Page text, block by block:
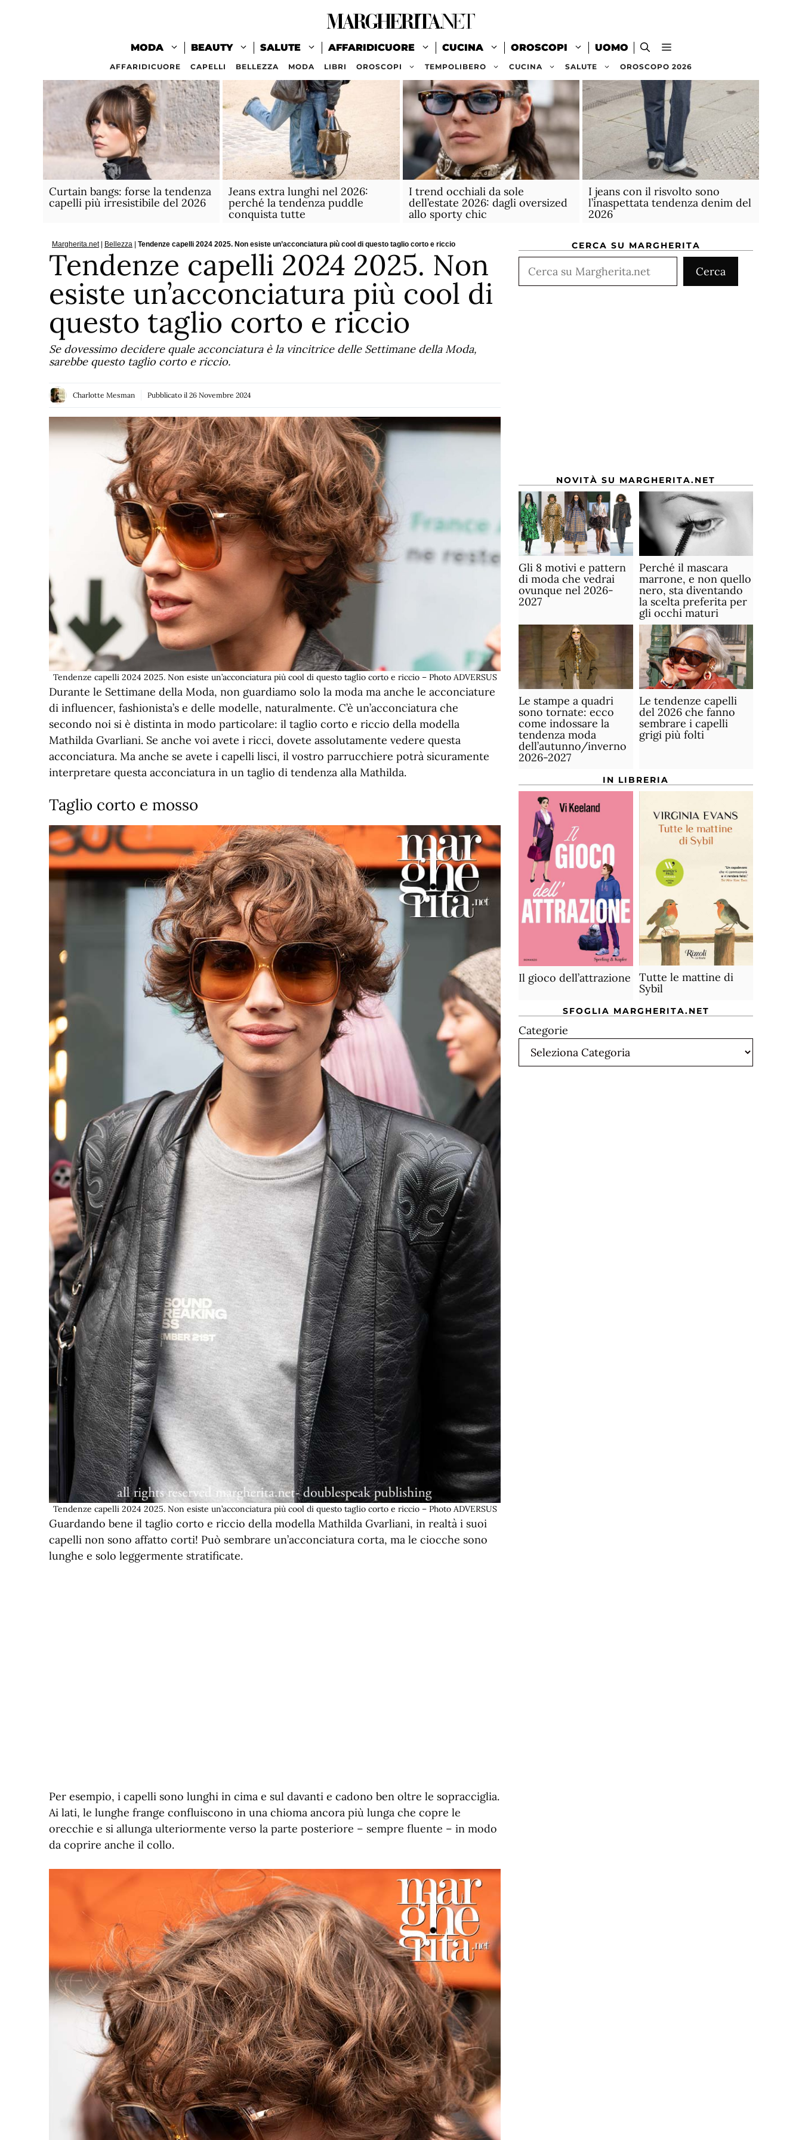
MODA BEAUTY SALUTE AFFARIDICUORE CUCINA OROSCOPI UOMO
AFFARIDICUORE CAPELLI BELLEZZA MODA LIBRI OROSCOPI TEMPOLIBERO CUCINA SALUTE OROSCOPO 2026
Curtain bangs: forse la tendenza
capelli più irresistibile del 2026
Jeans extra lunghi nel 2026:
perché la tendenza puddle
conquista tutte
I trend occhiali da sole
dell’estate 2026: dagli oversized
allo sporty chic
I jeans con il risvolto sono
l’inaspettata tendenza denim del
2026
Margherita.net| Bellezza | Tendenze capelli 2024 2025. Non esiste un’acconciatura più cool di questo taglio corto e riccio
Tendenze capelli 2024 2025. Non
esiste un’acconciatura più cool di
questo taglio corto e riccio
Se dovessimo decidere quale acconciatura è la vincitrice delle Settimane della Moda,
sarebbe questo taglio corto e riccio.
Charlotte Mesman Pubblicato il 26 Novembre 2024
Tendenze capelli 2024 2025. Non esiste un’acconciatura più cool di questo taglio corto e riccio – Photo ADVERSUS
Durante le Settimane della Moda, non guardiamo solo la moda ma anche le acconciature
di influencer, fashionista’s e delle modelle, naturalmente. C’è un’acconciatura che
secondo noi si è distinta in modo particolare: il taglio corto e riccio della modella
Mathilda Gvarliani. Se anche voi avete i ricci, dovete assolutamente vedere questa
acconciatura. Ma anche se avete i capelli lisci, il vostro parrucchiere potrà sicuramente
interpretare questa acconciatura in un taglio di tendenza alla Mathilda.
Taglio corto e mosso
Tendenze capelli 2024 2025. Non esiste un’acconciatura più cool di questo taglio corto e riccio – Photo ADVERSUS
Guardando bene il taglio corto e riccio della modella Mathilda Gvarliani, in realtà i suoi
capelli non sono affatto corti! Può sembrare un’acconciatura corta, ma le ciocche sono
lunghe e solo leggermente stratificate.
Per esempio, i capelli sono lunghi in cima e sul davanti e cadono ben oltre le sopracciglia.
Ai lati, le lunghe frange confluiscono in una chioma ancora più lunga che copre le
orecchie e si allunga ulteriormente verso la parte posteriore – sempre fluente – in modo
da coprire anche il collo.
CERCA SU MARGHERITA
Cerca
Cerca
NOVITÀ SU MARGHERITA.NET
Gli 8 motivi e pattern
di moda che vedrai
ovunque nel 2026-
2027
Perché il mascara
marrone, e non quello
nero, sta diventando
la scelta preferita per
gli occhi maturi
Le stampe a quadri
sono tornate: ecco
come indossare la
tendenza moda
dell’autunno/inverno
2026-2027
Le tendenze capelli
del 2026 che fanno
sembrare i capelli
grigi più folti
IN LIBRERIA
Il gioco dell’attrazione
Tutte le mattine di
Sybil
SFOGLIA MARGHERITA.NET
Categorie